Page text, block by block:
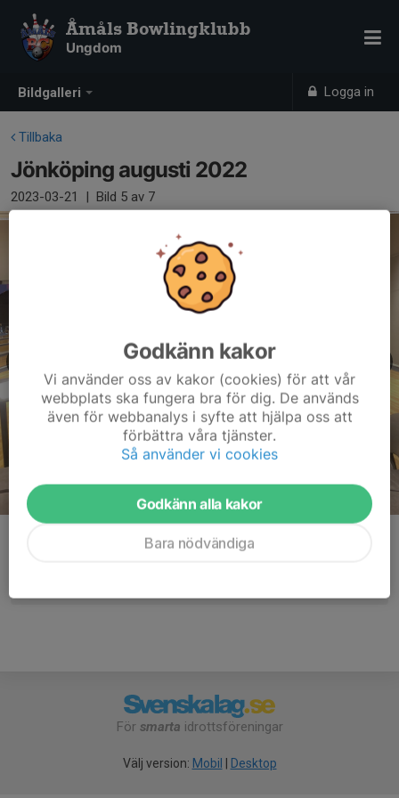
Bildgalleri Logga in
Åmåls Bowlingklubb
Ungdom
Tillbaka
Jönköping augusti 2022
2023-03-21 | Bild 5 av 7
För smarta idrottsföreningar
Välj version: Mobil | Desktop
Godkänn kakor
Vi använder oss av kakor (cookies) för att vår
webbplats ska fungera bra för dig. De används
även för webbanalys i syfte att hjälpa oss att
förbättra våra tjänster.
Så använder vi cookies
Godkänn alla kakor
Bara nödvändiga